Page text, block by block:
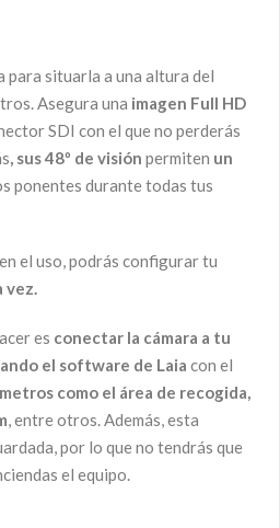
para situarla a una altura del
Asegura una imagen Full HD
SDI con el que no perderás
, sus 48º de visión permiten un
ponentes durante todas tus
el uso, podrás configurar tu
vez.
es conectar la cámara a tu
el software de Laia con el
como el área de recogida,
, entre otros. Además, esta
por lo que no tendrás que
el equipo.